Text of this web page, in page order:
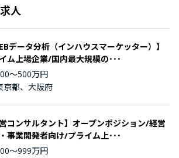
人
データ分析（インハウスマーケッター）】
ム上場企業/国内最大規模の･･･
〜500万円
京都、大阪府
営コンサルタント】オープンポジション/経営
事業開発者向け/プライム上･･･
〜999万円